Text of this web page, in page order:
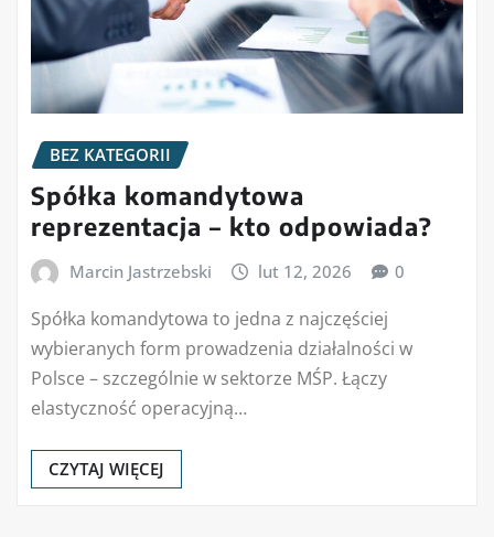
BEZ KATEGORII
Spółka komandytowa
reprezentacja – kto odpowiada?
Marcin Jastrzebski lut 12, 2026 0
Spółka komandytowa to jedna z najczęściej
wybieranych form prowadzenia działalności w
Polsce – szczególnie w sektorze MŚP. Łączy
elastyczność operacyjną…
CZYTAJ WIĘCEJ